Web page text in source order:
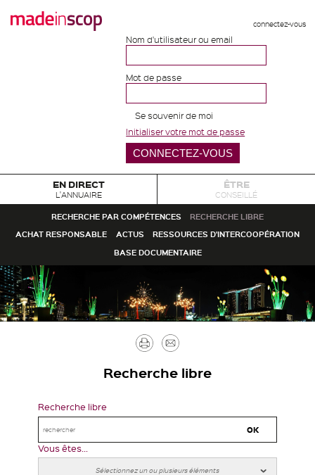
connectez-vous
Nom d'utilisateur ou email
Mot de passe
Se souvenir de moi
Initialiser votre mot de passe
EN DIRECT
L'ANNUAIRE
ÊTRE
CONSEILLÉ
RECHERCHE PAR COMPÉTENCES
RECHERCHE LIBRE
ACHAT RESPONSABLE
ACTUS
RESSOURCES D'INTERCOOPÉRATION
BASE DOCUMENTAIRE
Imprimer
Recherche libre
Recherche libre
Vous êtes...